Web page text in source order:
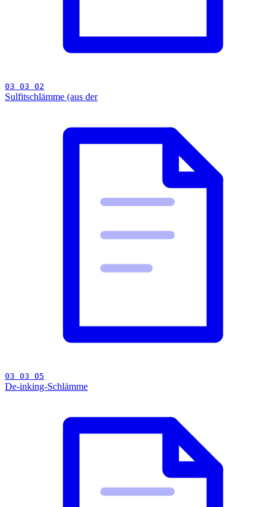
03 03 02
Sulfitschlämme (aus der
03 03 05
De-inking-Schlämme